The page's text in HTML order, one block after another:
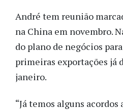
André tem reunião
na China em novembro.
do plano de negócios
primeiras exportações já
janeiro.
“Já temos alguns acordos